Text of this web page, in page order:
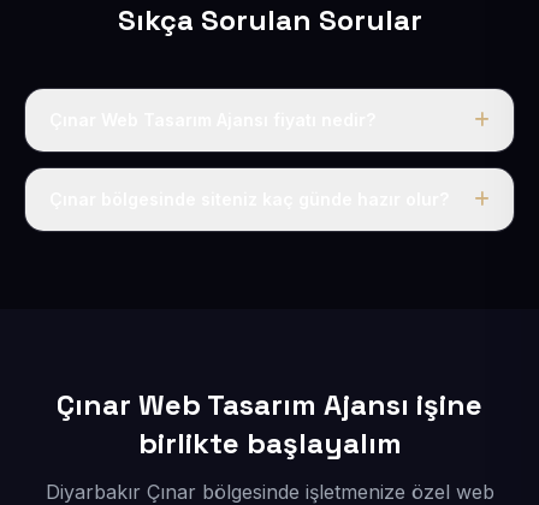
Sıkça Sorulan Sorular
Tek fiyat uygulanır: yıllık 50 USD + KDV. Bu bedele alan
Çınar Web Tasarım Ajansı işine
birlikte başlayalım
Diyarbakır Çınar bölgesinde işletmenize özel web